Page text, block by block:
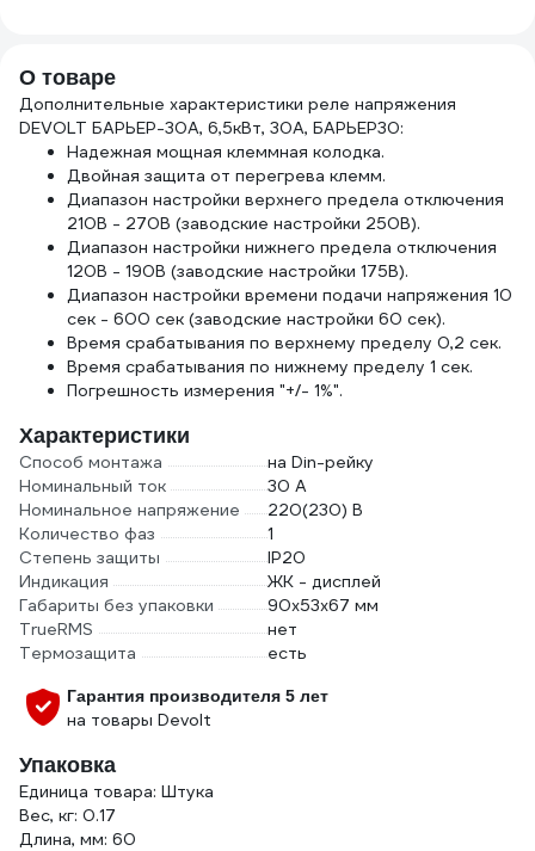
О товаре
Дополнительные характеристики реле напряжения
DEVOLT БАРЬЕР-30A, 6,5кВт, 30А, БАРЬЕР30:
Надежная мощная клеммная колодка.
Двойная защита от перегрева клемм.
Диапазон настройки верхнего предела отключения
210В - 270В (заводские настройки 250В).
Диапазон настройки нижнего предела отключения
120В - 190В (заводские настройки 175В).
Диапазон настройки времени подачи напряжения 10
сек - 600 сек (заводские настройки 60 сек).
Время срабатывания по верхнему пределу 0,2 сек.
Время срабатывания по нижнему пределу 1 сек.
Погрешность измерения "+/- 1%".
Характеристики
Способ монтажа
на Din-рейку
Номинальный ток
30 А
Номинальное напряжение
220(230) В
Количество фаз
1
Степень защиты
IP20
Индикация
ЖК - дисплей
Габариты без упаковки
90х53х67 мм
TrueRMS
нет
Термозащита
есть
Гарантия производителя 5 лет
на товары Devolt
Упаковка
Единица товара: Штука
Вес, кг: 0.17
Длина, мм: 60